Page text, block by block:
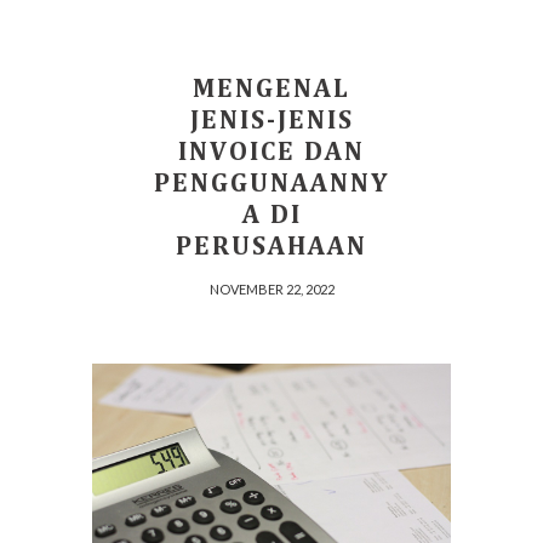
MENGENAL
JENIS-JENIS
INVOICE DAN
PENGGUNAANNY
A DI
PERUSAHAAN
NOVEMBER 22, 2022